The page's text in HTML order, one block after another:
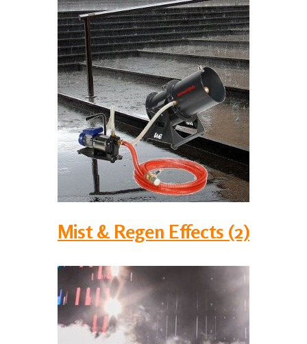
Mist & Regen Effects (2)